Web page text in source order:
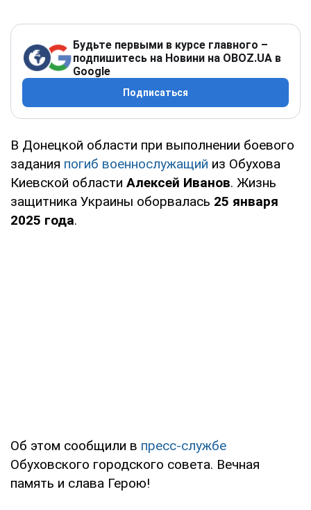
Будьте первыми в курсе главного –
подпишитесь на Новини на OBOZ.UA в
Google
Подписаться
В Донецкой области при выполнении боевого
задания погиб военнослужащий из Обухова
Киевской области Алексей Иванов. Жизнь
защитника Украины оборвалась 25 января
2025 года.
Об этом сообщили в пресс-службе
Обуховского городского совета. Вечная
память и слава Герою!